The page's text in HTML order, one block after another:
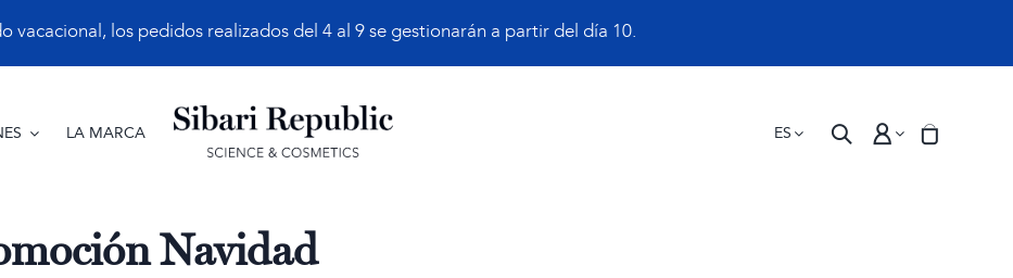
vacacional, los pedidos realizados del 4 al 9 se gestionarán a partir del día 10.
LA MARCA ES
Navidad